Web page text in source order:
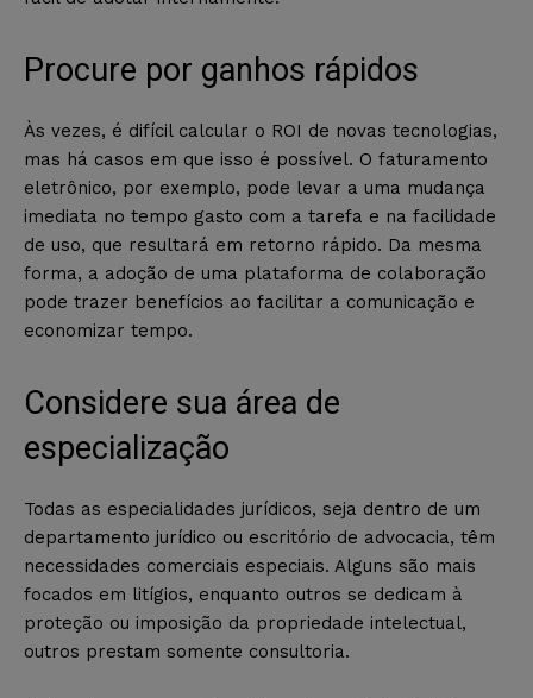
Procure por ganhos rápidos
Às vezes, é difícil calcular o ROI de novas tecnologias,
mas há casos em que isso é possível. O faturamento
eletrônico, por exemplo, pode levar a uma mudança
imediata no tempo gasto com a tarefa e na facilidade
de uso, que resultará em retorno rápido. Da mesma
forma, a adoção de uma plataforma de colaboração
pode trazer benefícios ao facilitar a comunicação e
economizar tempo.
Considere sua área de
especialização
Todas as especialidades jurídicos, seja dentro de um
departamento jurídico ou escritório de advocacia, têm
necessidades comerciais especiais. Alguns são mais
focados em litígios, enquanto outros se dedicam à
proteção ou imposição da propriedade intelectual,
outros prestam somente consultoria.